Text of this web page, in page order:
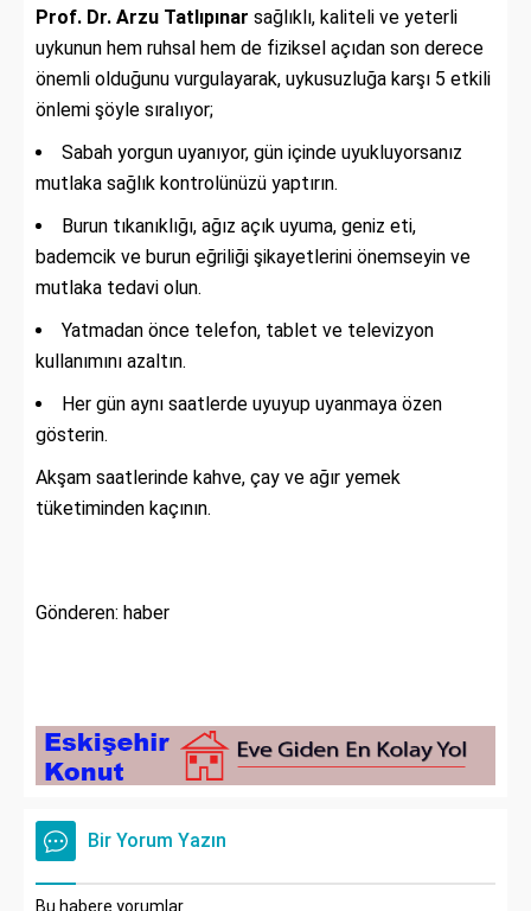
Prof. Dr. Arzu Tatlıpınar sağlıklı, kaliteli ve yeterli
uykunun hem ruhsal hem de fiziksel açıdan son derece
önemli olduğunu vurgulayarak, uykusuzluğa karşı 5 etkili
önlemi şöyle sıralıyor;
Sabah yorgun uyanıyor, gün içinde uyukluyorsanız
mutlaka sağlık kontrolünüzü yaptırın.
Burun tıkanıklığı, ağız açık uyuma, geniz eti,
bademcik ve burun eğriliği şikayetlerini önemseyin ve
mutlaka tedavi olun.
Yatmadan önce telefon, tablet ve televizyon
kullanımını azaltın.
Her gün aynı saatlerde uyuyup uyanmaya özen
gösterin.
Akşam saatlerinde kahve, çay ve ağır yemek
tüketiminden kaçının.
Gönderen: haber
Bir Yorum Yazın
Bu habere yorumlar